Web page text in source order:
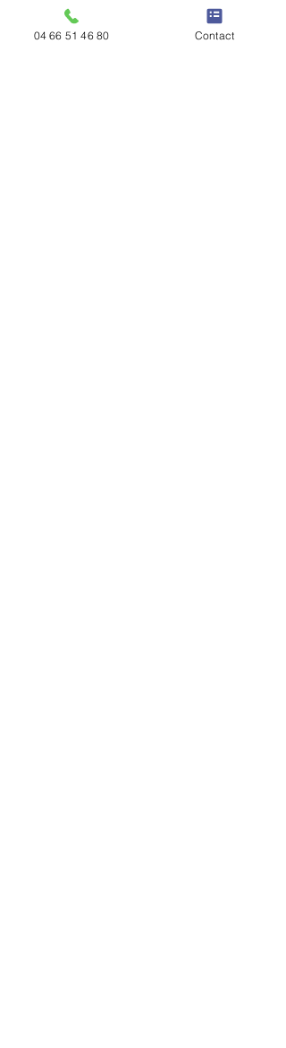
04 66 51 46 80 Contact